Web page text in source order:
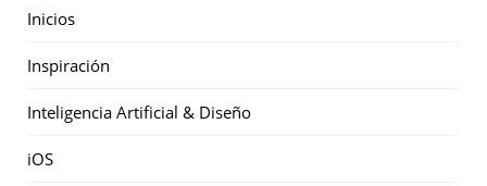
Inicios
Inspiración
Inteligencia Artificial & Diseño
iOS